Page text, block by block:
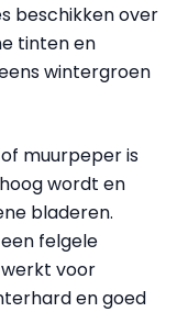
beschikken over
tinten en
wintergroen
muurpeper is
wordt en
bladeren.
felgele
voor
en goed